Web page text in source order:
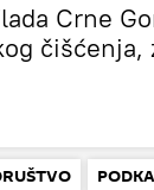
Crne
čišćenja,